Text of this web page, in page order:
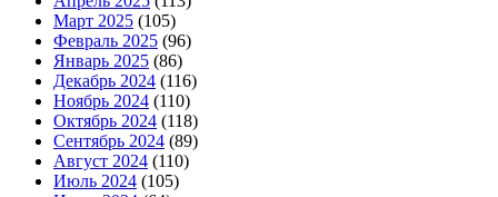
Март 2025 (105)
Февраль 2025 (96)
Январь 2025 (86)
Декабрь 2024 (116)
Ноябрь 2024 (110)
Октябрь 2024 (118)
Сентябрь 2024 (89)
Август 2024 (110)
Июль 2024 (105)